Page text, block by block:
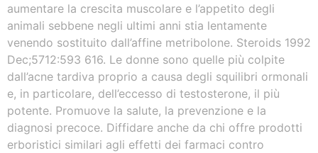
aumentare la crescita muscolare e l’appetito degli
animali sebbene negli ultimi anni stia lentamente
venendo sostituito dall’affine metribolone. Steroids 1992
Dec;5712:593 616. Le donne sono quelle più colpite
dall’acne tardiva proprio a causa degli squilibri ormonali
e, in particolare, dell’eccesso di testosterone, il più
potente. Promuove la salute, la prevenzione e la
diagnosi precoce. Diffidare anche da chi offre prodotti
erboristici similari agli effetti dei farmaci contro